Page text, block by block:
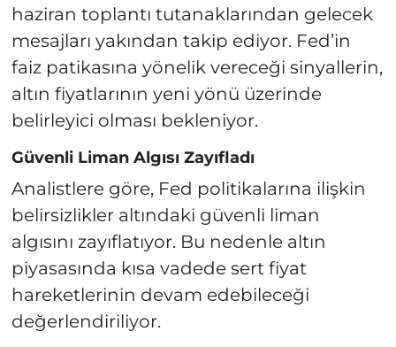
haziran toplantı tutanaklarından gelecek
mesajları yakından takip ediyor. Fed’in
faiz patikasına yönelik vereceği sinyallerin,
altın fiyatlarının yeni yönü üzerinde
belirleyici olması bekleniyor.
Güvenli Liman Algısı Zayıfladı
Analistlere göre, Fed politikalarına ilişkin
belirsizlikler altındaki güvenli liman
algısını zayıflatıyor. Bu nedenle altın
piyasasında kısa vadede sert fiyat
hareketlerinin devam edebileceği
değerlendiriliyor.